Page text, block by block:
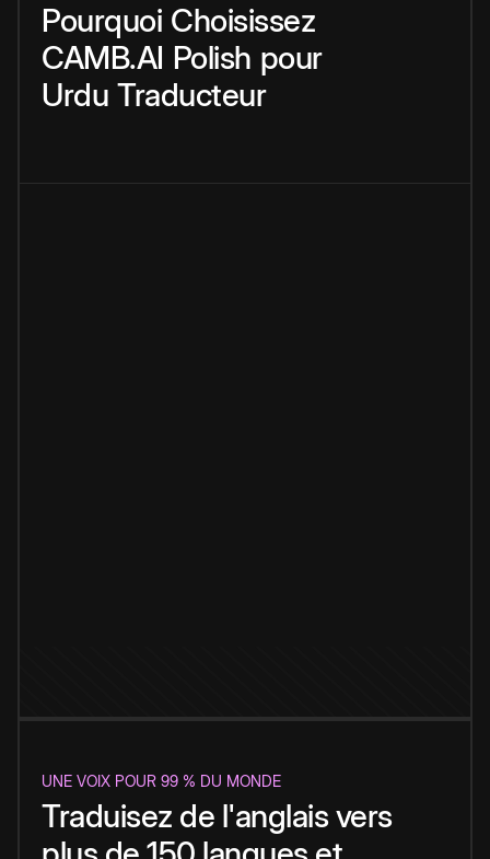
Pourquoi Choisissez
CAMB.AI Polish pour
Urdu Traducteur
UNE VOIX POUR 99 % DU MONDE
Traduisez de l'anglais vers